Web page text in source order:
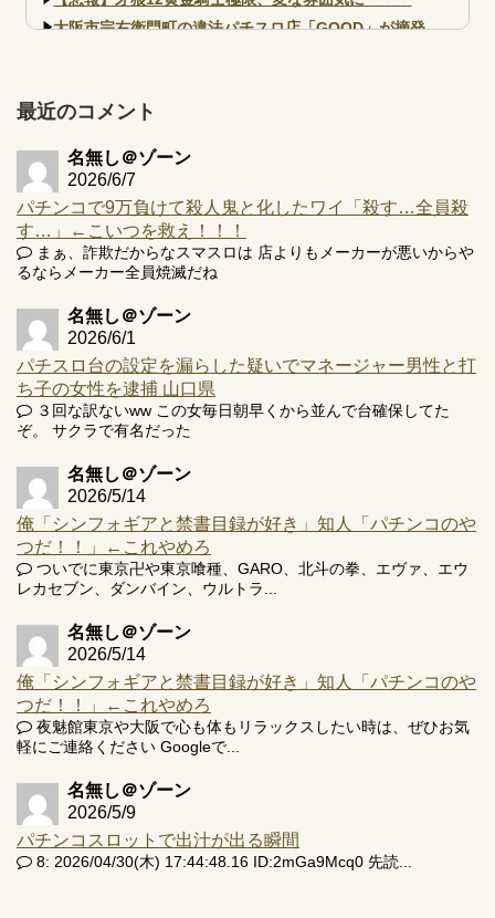
大阪市宗右衛門町の違法パチスロ店「GOOD」が摘発
【実戦報告】e黄門ちゃま寿限無 初日の評判まとめ！コン
プ報告あり！弱予告...
アズールレーン スロット評価はコイン持ちの悪い疑似ボ天
井の軽い絆？
最近のコメント
名無し＠ゾーン
2026/6/7
パチンコで9万負けて殺人鬼と化したワイ「殺す…全員殺
す…」←こいつを救え！！！
まぁ、詐欺だからなスマスロは 店よりもメーカーが悪いからや
るならメーカー全員焼滅だね
名無し＠ゾーン
2026/6/1
パチスロ台の設定を漏らした疑いでマネージャー男性と打
ち子の女性を逮捕 山口県
３回な訳ないww この女毎日朝早くから並んで台確保してた
ぞ。 サクラで有名だった
名無し＠ゾーン
2026/5/14
俺「シンフォギアと禁書目録が好き」知人「パチンコのや
つだ！！」←これやめろ
ついでに東京卍や東京喰種、GARO、北斗の拳、エヴァ、エウ
レカセブン、ダンバイン、ウルトラ...
名無し＠ゾーン
2026/5/14
俺「シンフォギアと禁書目録が好き」知人「パチンコのや
つだ！！」←これやめろ
夜魅館東京や大阪で心も体もリラックスしたい時は、ぜひお気
軽にご連絡ください Googleで...
名無し＠ゾーン
2026/5/9
パチンコスロットで出汁が出る瞬間
8: 2026/04/30(木) 17:44:48.16 ID:2mGa9Mcq0 先読...